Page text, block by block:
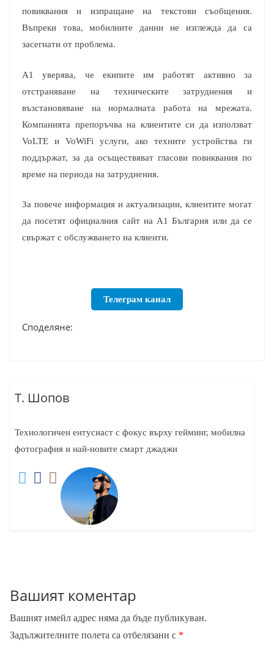
повиквания и изпращане на текстови съобщения.
Въпреки това, мобилните данни не изглежда да са
засегнати от проблема.
A1 уверява, че екипите им работят активно за
отстраняване на техническите затруднения и
възстановяване на нормалната работа на мрежата.
Компанията препоръчва на клиентите си да използват
VoLTE и VoWiFi услуги, ако техните устройства ги
поддържат, за да осъществяват гласови повиквания по
време на периода на затруднения.
За повече информация и актуализации, клиентите могат
да посетят официалния сайт на A1 България или да се
свържат с обслужването на клиенти.
Телеграм канал
Споделяне:
Т. Шопов
Технологичен ентусиаст с фокус върху гейминг, мобилна
фотография и най-новите смарт джаджи
Вашият коментар
Вашият имейл адрес няма да бъде публикуван.
Задължителните полета са отбелязани с *